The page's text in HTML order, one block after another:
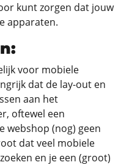
kunt zorgen dat jouw
apparaten.
voor mobiele
dat de lay-out en
aan het
oftewel een
webshop (nog) geen
dat veel mobiele
en je een (groot)